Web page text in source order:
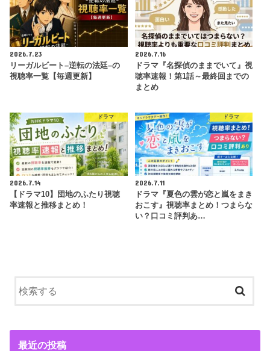
2026.7.23
リーガルビート–逆転の法廷–の
視聴率一覧【毎週更新】
2026.7.16
ドラマ『名探偵のままでいて』視
聴率速報！第1話～最終回までの
まとめ
ドラマ
2026.7.14
【ドラマ10】団地のふたり視聴
率速報と推移まとめ！
ドラマ
2026.7.11
ドラマ『夏色の雲が恋と嵐をまき
おこす』視聴率まとめ！つまらな
い？口コミ評判あ…
最近の投稿